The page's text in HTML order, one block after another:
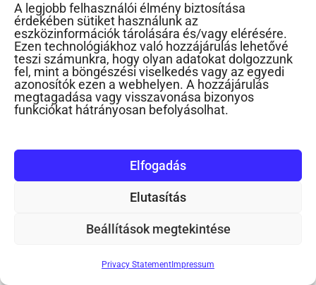
A legjobb felhasználói élmény biztosítása
érdekében sütiket használunk az
eszközinformációk tárolására és/vagy elérésére.
Ezen technológiákhoz való hozzájárulás lehetővé
teszi számunkra, hogy olyan adatokat dolgozzunk
fel, mint a böngészési viselkedés vagy az egyedi
azonosítók ezen a webhelyen. A hozzájárulás
megtagadása vagy visszavonása bizonyos
funkciókat hátrányosan befolyásolhat.
Elfogadás
Elutasítás
Beállítások megtekintése
Privacy Statement Impressum
A szerző
A Gyereknevelés Portál írásai gyakorlatiasan
és a gyerek fontosságának megfelelően.